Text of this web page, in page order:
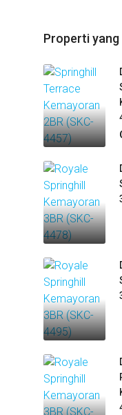
Properti